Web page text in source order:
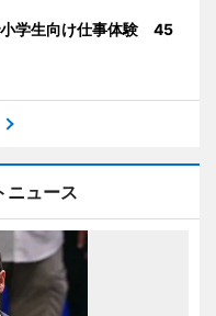
小学生向け仕事体験 45
ニュース